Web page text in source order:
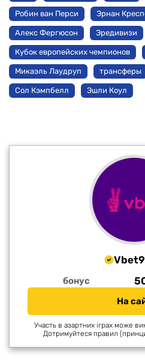
Робин ван Перси Эрнан
Алекс Фергюсон Эредивизи
Кубок европейских чемпионов
Микаэль Лаудруп трансферы
Сол Кэмпбелл Эшли Коул
Vbet
бонус
На
Участь в азартних іграх може
Дотримуйтеся правил